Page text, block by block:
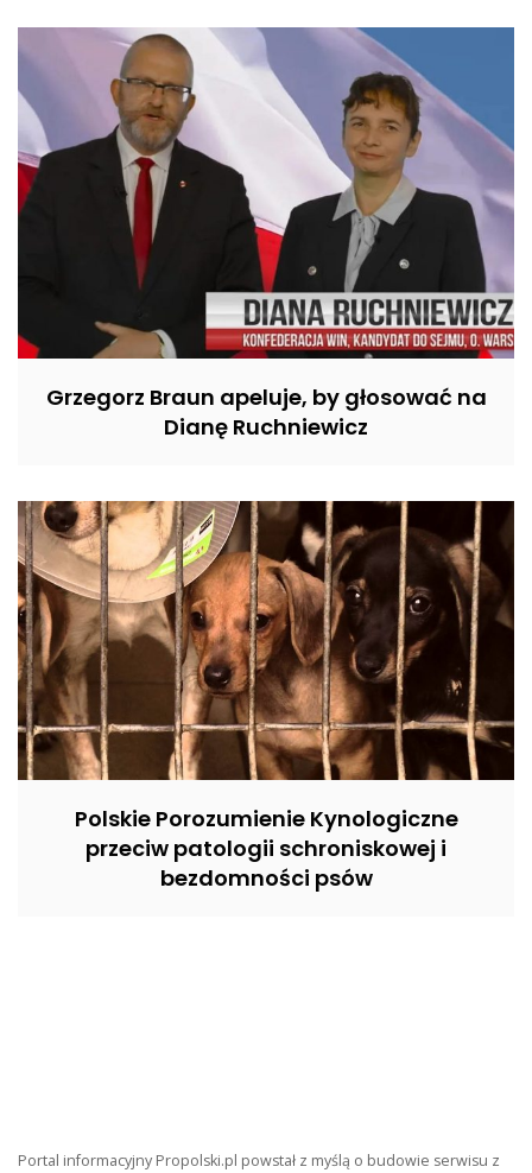
Grzegorz Braun apeluje, by głosować na
Dianę Ruchniewicz
Polskie Porozumienie Kynologiczne
przeciw patologii schroniskowej i
bezdomności psów
Portal informacyjny Propolski.pl powstał z myślą o budowie serwisu z